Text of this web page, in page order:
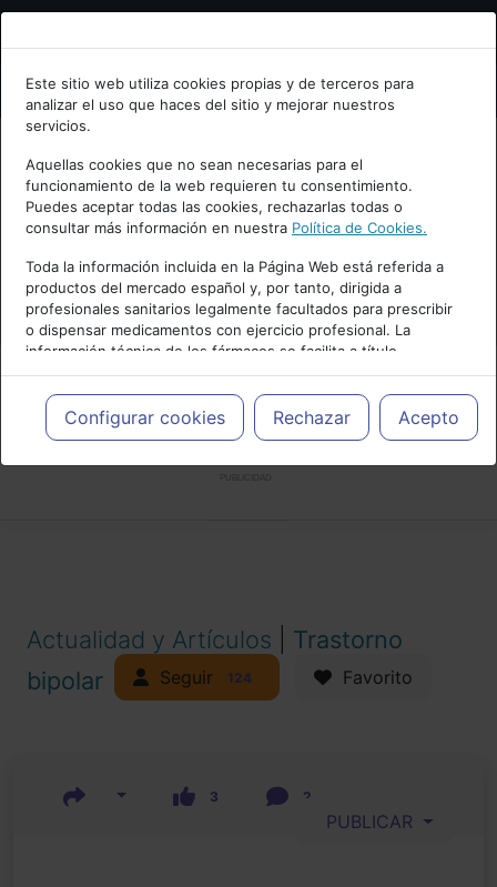
Bienvenid@ a psiquiatria.com
Escribe tu Email
Accede o regístrate con tu email.
Cancelar
Este sitio web utiliza cookies propias y de terceros para
analizar el uso que haces del sitio y mejorar nuestros
servicios.
Aquellas cookies que no sean necesarias para el
funcionamiento de la web requieren tu consentimiento.
Puedes aceptar todas las cookies, rechazarlas todas o
consultar más información en nuestra Política de Cookies.
Toda la información incluida en la Página Web está referida a
productos del mercado español y, por tanto, dirigida a
profesionales sanitarios legalmente facultados para prescribir
o dispensar medicamentos con ejercicio profesional. La
información técnica de los fármacos se facilita a título
meramente informativo, siendo responsabilidad de los
profesionales facultados prescribir medicamentos y decidir, en
cada caso concreto, el tratamiento más adecuado a las
necesidades del paciente.
Configurar cookies Rechazar Acepto
Actualidad y Artículos
Trastorno
bipolar
Seguir 124 Favorito
3 2
PUBLICAR